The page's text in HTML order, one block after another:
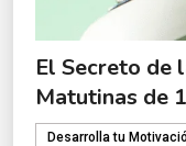
El Secreto de
Matutinas de
Desarrolla tu